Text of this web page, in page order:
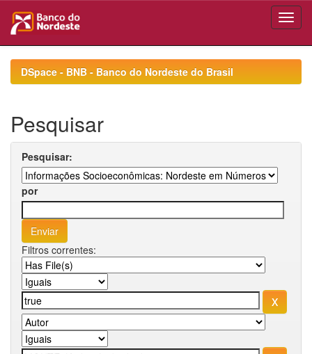
navigationDSpace - BNB - Banco do Nordeste do Brasil
Pesquisar
Pesquisar:
por
Filtros correntes: